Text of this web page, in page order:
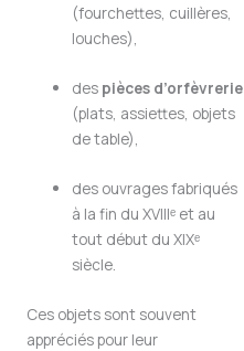
(fourchettes, cuillères,
louches),
des pièces d’orfèvrerie
(plats, assiettes, objets
de table),
des ouvrages fabriqués
à la fin du XVIIIᵉ et au
tout début du XIXᵉ
siècle.
Ces objets sont souvent
appréciés pour leur